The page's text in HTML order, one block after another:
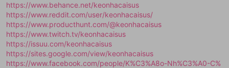
https://www.behance.net/keonhacaisus
https://www.reddit.com/user/keonhacaisus/
https://www.producthunt.com/@keonhacaisus
https://www.twitch.tv/keonhacaisus
https://issuu.com/keonhacaisus
https://sites.google.com/view/keonhacaisus
https://www.facebook.com/people/K%C3%A8o-Nh%C3%A0-C%
政治的・宗教的・人種的な内容
その他の問題